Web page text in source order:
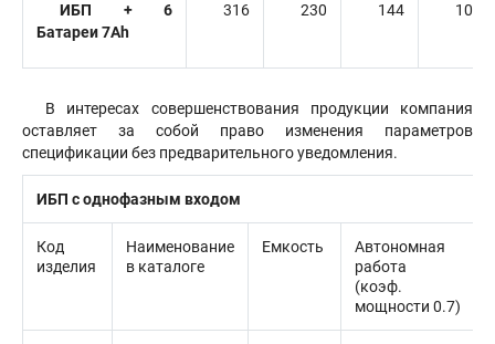
ИБП + 6
Батареи 7Ah
316 230 144 102
В интересах совершенствования продукции компания
оставляет за собой право изменения параметров
спецификации без предварительного уведомления.
ИБП с однофазным входом
Код
изделия
Наименование
в каталоге
Емкость
Автономная
работа
(коэф.
мощности 0.7)